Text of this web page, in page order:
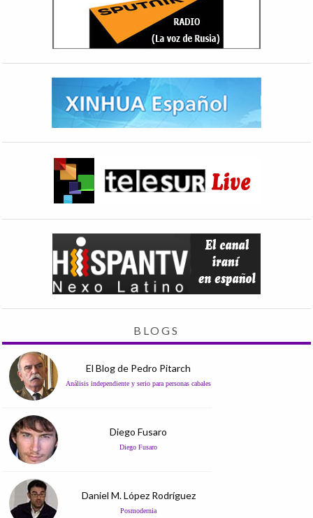
BLOGS
El Blog de Pedro Pitarch
Análisis independiente y serio para personas cabales
Diego Fusaro
Diego Fusaro
Daniel M. López Rodríguez
Posmodernia